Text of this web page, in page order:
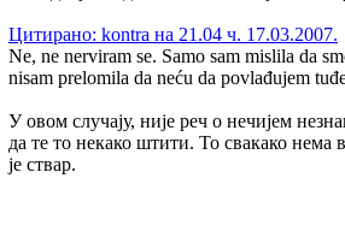
Цитирано: kontra на 21.04 ч. 17.03.2007.
Ne, ne nerviram se. Samo sam mislila da
nisam prelomila da neću da povlađujem
У овом случају, није реч о нечијем
да те то некако штити. То свакако
је ствар.